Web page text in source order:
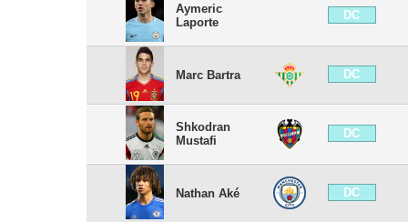
Aymeric
Laporte
DC
Marc Bartra DC
Shkodran
Mustafi
DC
Nathan Aké DC